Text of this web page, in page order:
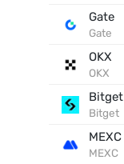
Gate
Gate
OKX
OKX
Bitget
Bitget
MEXC
MEXC